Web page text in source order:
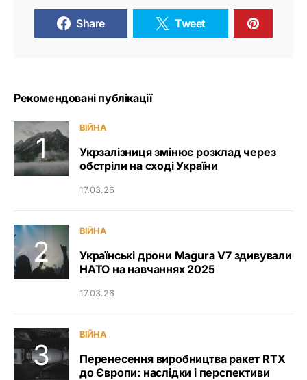
Share Tweet
Рекомендовані публікації
ВІЙНА
Укрзалізниця змінює розклад через
обстріли на сході України
17.03.26
ВІЙНА
Українські дрони Magura V7 здивували
НАТО на навчаннях 2025
17.03.26
ВІЙНА
Перенесення виробництва ракет RTX
до Європи: наслідки і перспективи